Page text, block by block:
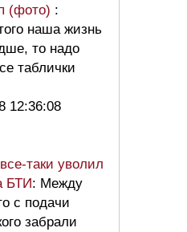
(фото) :
наша жизнь
то надо
таблички
12:36:08
таки уволил
БТИ: Между
с подачи
забрали